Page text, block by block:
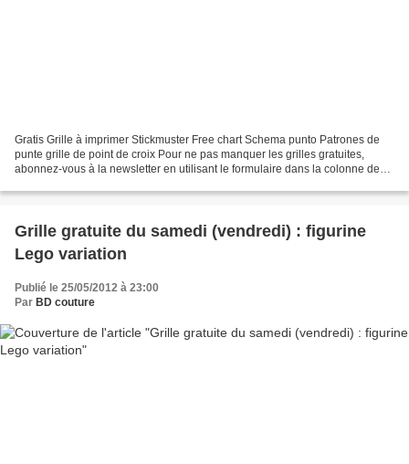
Gratis Grille à imprimer Stickmuster Free chart Schema punto Patrones de
punte grille de point de croix Pour ne pas manquer les grilles gratuites,
abonnez-vous à la newsletter en utilisant le formulaire dans la colonne de
Grille gratuite du samedi (vendredi) : figurine
Lego variation
Publié le 25/05/2012 à 23:00
Par BD couture